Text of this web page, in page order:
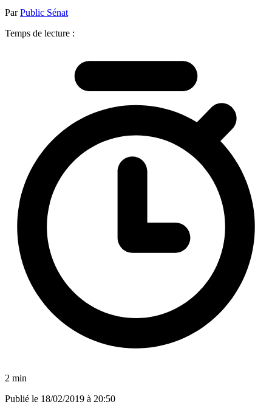
ParPublic Sénat
Temps de lecture :
2 min
Publié le 18/02/2019 à 20:50